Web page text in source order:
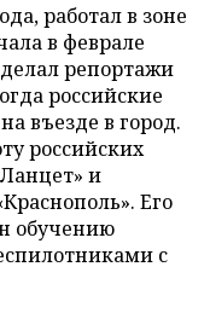
работал в зоне
в феврале
репортажи
российские
въезде в город.
российских
и
Его
обучению
с